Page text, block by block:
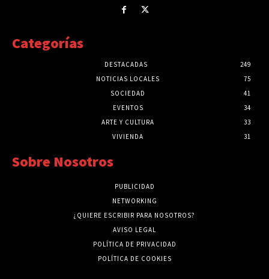
Categorías
DESTACADAS
249
NOTICIAS LOCALES
75
SOCIEDAD
41
EVENTOS
34
ARTE Y CULTURA
33
VIVIENDA
31
Sobre Nosotros
PUBLICIDAD
NETWORKING
¿QUIERE ESCRIBIR PARA NOSOTROS?
AVISO LEGAL
POLÍTICA DE PRIVACIDAD
POLÍTICA DE COOKIES